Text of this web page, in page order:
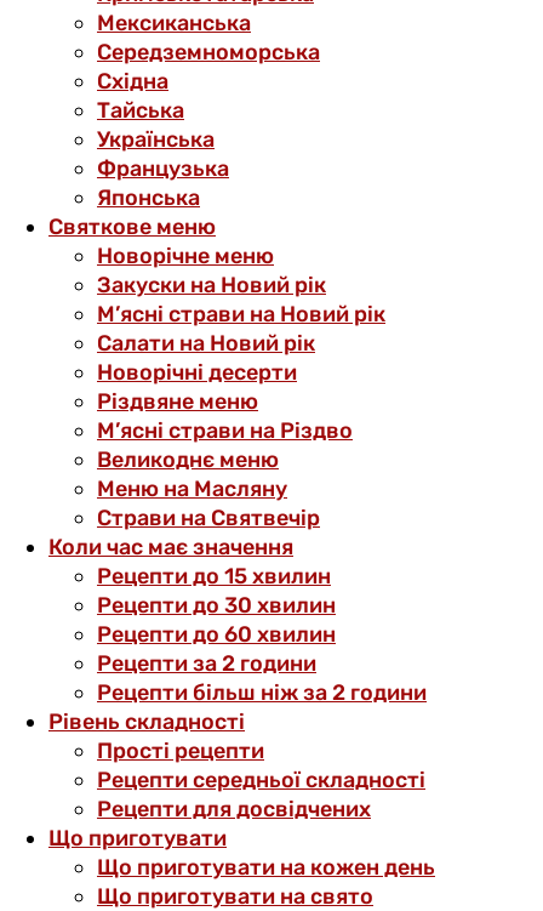
Мексиканська
Середземноморська
Східна
Тайська
Українська
Французька
Японська
Святкове меню
Новорічне меню
Закуски на Новий рік
М’ясні страви на Новий рік
Салати на Новий рік
Новорічні десерти
Різдвяне меню
М’ясні страви на Різдво
Великоднє меню
Меню на Масляну
Страви на Святвечір
Коли час має значення
Рецепти до 15 хвилин
Рецепти до 30 хвилин
Рецепти до 60 хвилин
Рецепти за 2 години
Рецепти більш ніж за 2 години
Рівень складності
Прості рецепти
Рецепти середньої складності
Рецепти для досвідчених
Що приготувати
Що приготувати на кожен день
Що приготувати на свято